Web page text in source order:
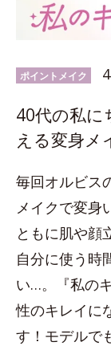
ポイントメイク
40代の私に
える変身メ
毎回オルビス
メイクで変身
ともに肌や顔
自分に使う時
い…。『私の
性のキレイに
す！モデルで